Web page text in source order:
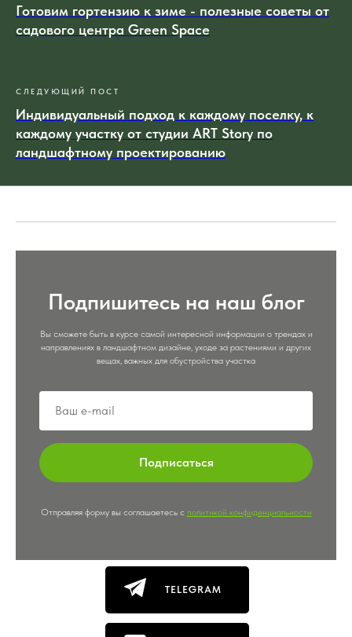
Готовим гортензию к зиме - полезные советы от
садового центра Green Space
СЛЕДУЮЩИЙ ПОСТ
Индивидуальный подход к каждому поселку, к
каждому участку от студии ART Story по
ландшафтному проектированию
Подпишитесь на наш блог
Вы сможете быть в курсе самой интересной информации о трендах и
направлениях в ландшафтном дизайне, уходе за растениями и других
вещах, важных для обустройства участка
Подписаться
Отправляя форму вы соглашаетесь с политикой конфиденциальности
TELEGRAM